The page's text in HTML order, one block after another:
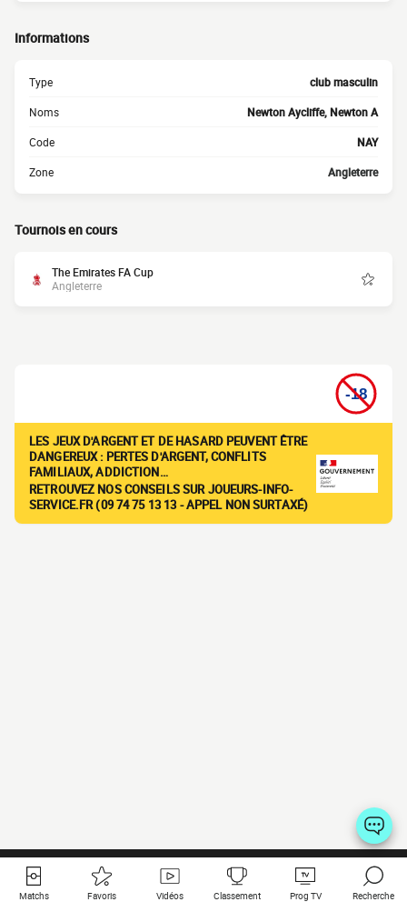
Informations
Type club masculin
Noms Newton Aycliffe, Newton A
Code NAY
Zone Angleterre
Tournois en cours
The Emirates FA Cup
Angleterre
LES JEUX D'ARGENT ET DE HASARD PEUVENT ÊTRE
DANGEREUX : PERTES D'ARGENT, CONFLITS
FAMILIAUX, ADDICTION…
RETROUVEZ NOS CONSEILS SUR JOUEURS-INFO-
SERVICE.FR (09 74 75 13 13 - APPEL NON SURTAXÉ)
Matchs Favoris Vidéos Classement Prog TV Recherche